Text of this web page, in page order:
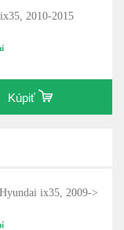
2010-2015
Kúpiť
ix35, 2009->